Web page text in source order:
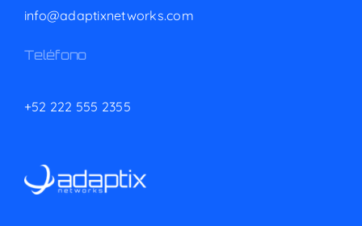
info@adaptixnetworks.com
Teléfono
+52 222 555 2355